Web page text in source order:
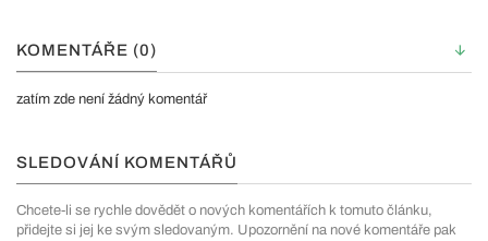
KOMENTÁŘE (0)
zatím zde není žádný komentář
SLEDOVÁNÍ KOMENTÁŘŮ
Chcete-li se rychle dovědět o nových komentářích k tomuto článku,
přidejte si jej ke svým sledovaným. Upozornění na nové komentáře pak